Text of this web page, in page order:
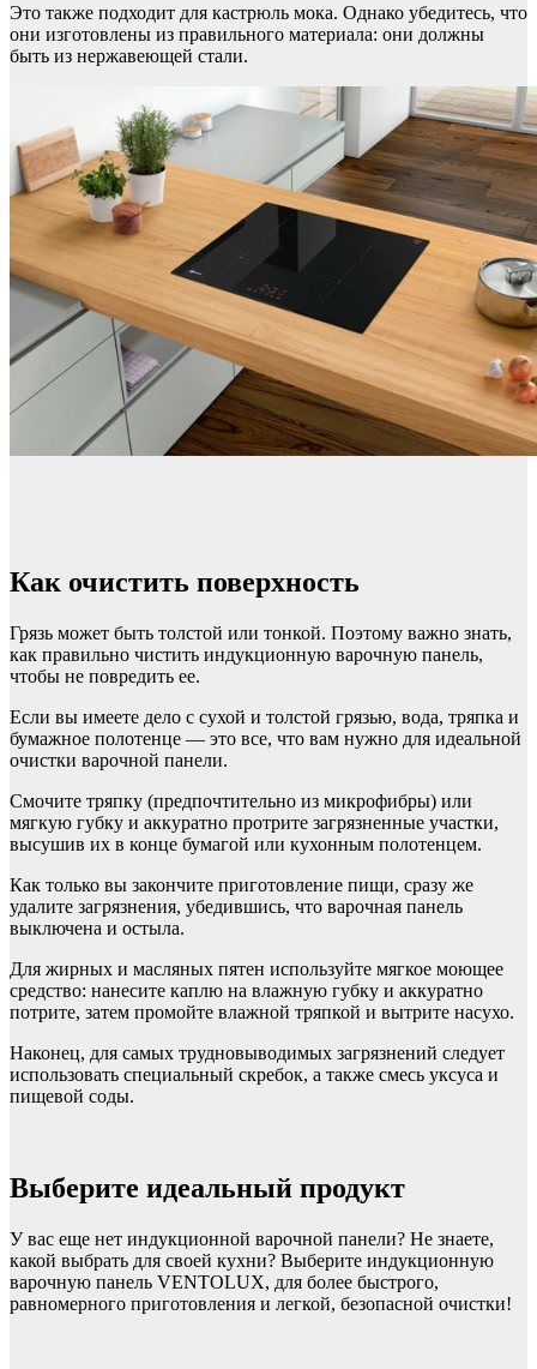
Это также подходит для кастрюль мока. Однако убедитесь, что
они изготовлены из правильного материала: они должны
быть из нержавеющей стали.
Как очистить поверхность
Грязь может быть толстой или тонкой. Поэтому важно знать,
как правильно чистить индукционную варочную панель,
чтобы не повредить ее.
Если вы имеете дело с сухой и толстой грязью, вода, тряпка и
бумажное полотенце — это все, что вам нужно для идеальной
очистки варочной панели.
Смочите тряпку (предпочтительно из микрофибры) или
мягкую губку и аккуратно протрите загрязненные участки,
высушив их в конце бумагой или кухонным полотенцем.
Как только вы закончите приготовление пищи, сразу же
удалите загрязнения, убедившись, что варочная панель
выключена и остыла.
Для жирных и масляных пятен используйте мягкое моющее
средство: нанесите каплю на влажную губку и аккуратно
потрите, затем промойте влажной тряпкой и вытрите насухо.
Наконец, для самых трудновыводимых загрязнений следует
использовать специальный скребок, а также смесь уксуса и
пищевой соды.
Выберите идеальный продукт
У вас еще нет индукционной варочной панели? Не знаете,
какой выбрать для своей кухни? Выберите индукционную
варочную панель VENTOLUX, для более быстрого,
равномерного приготовления и легкой, безопасной очистки!